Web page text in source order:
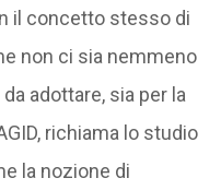
il concetto stesso di
non ci sia nemmeno
adottare, sia per la
richiama lo studio
la nozione di